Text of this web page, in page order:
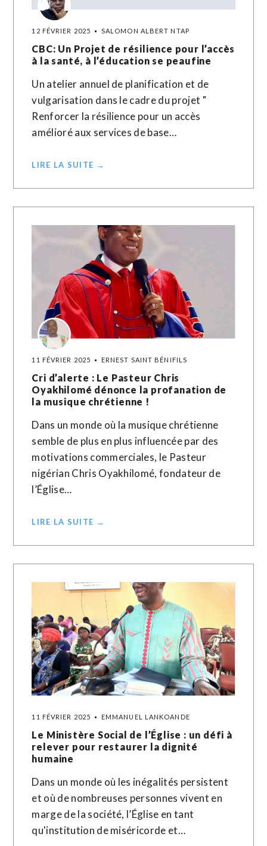
12 FÉVRIER 2025 SALOMON ALBERT NTAP
CBC: Un Projet de résilience pour l’accès
à la santé, à l’éducation se peaufine
Un atelier annuel de planification et de
vulgarisation dans le cadre du projet "
Renforcer la résilience pour un accès
amélioré aux services de base…
LIRE LA SUITE →
11 FÉVRIER 2025 ERNEST SAINT BÉNIFILS
Cri d’alerte : Le Pasteur Chris
Oyakhilomé dénonce la profanation de
la musique chrétienne !
Dans un monde où la musique chrétienne
semble de plus en plus influencée par des
motivations commerciales, le Pasteur
nigérian Chris Oyakhilomé, fondateur de
l’Église…
LIRE LA SUITE →
11 FÉVRIER 2025 EMMANUEL LANKOANDE
Le Ministère Social de l’Église : un défi à
relever pour restaurer la dignité
humaine
Dans un monde où les inégalités persistent
et où de nombreuses personnes vivent en
marge de la société, l’Église en tant
qu'institution de miséricorde et…